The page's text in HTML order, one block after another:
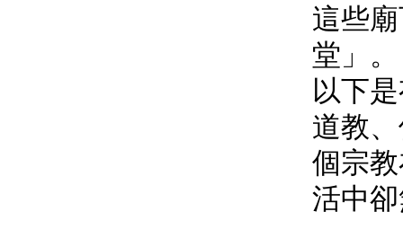
這些
堂」。
以下
道教
個宗
活中